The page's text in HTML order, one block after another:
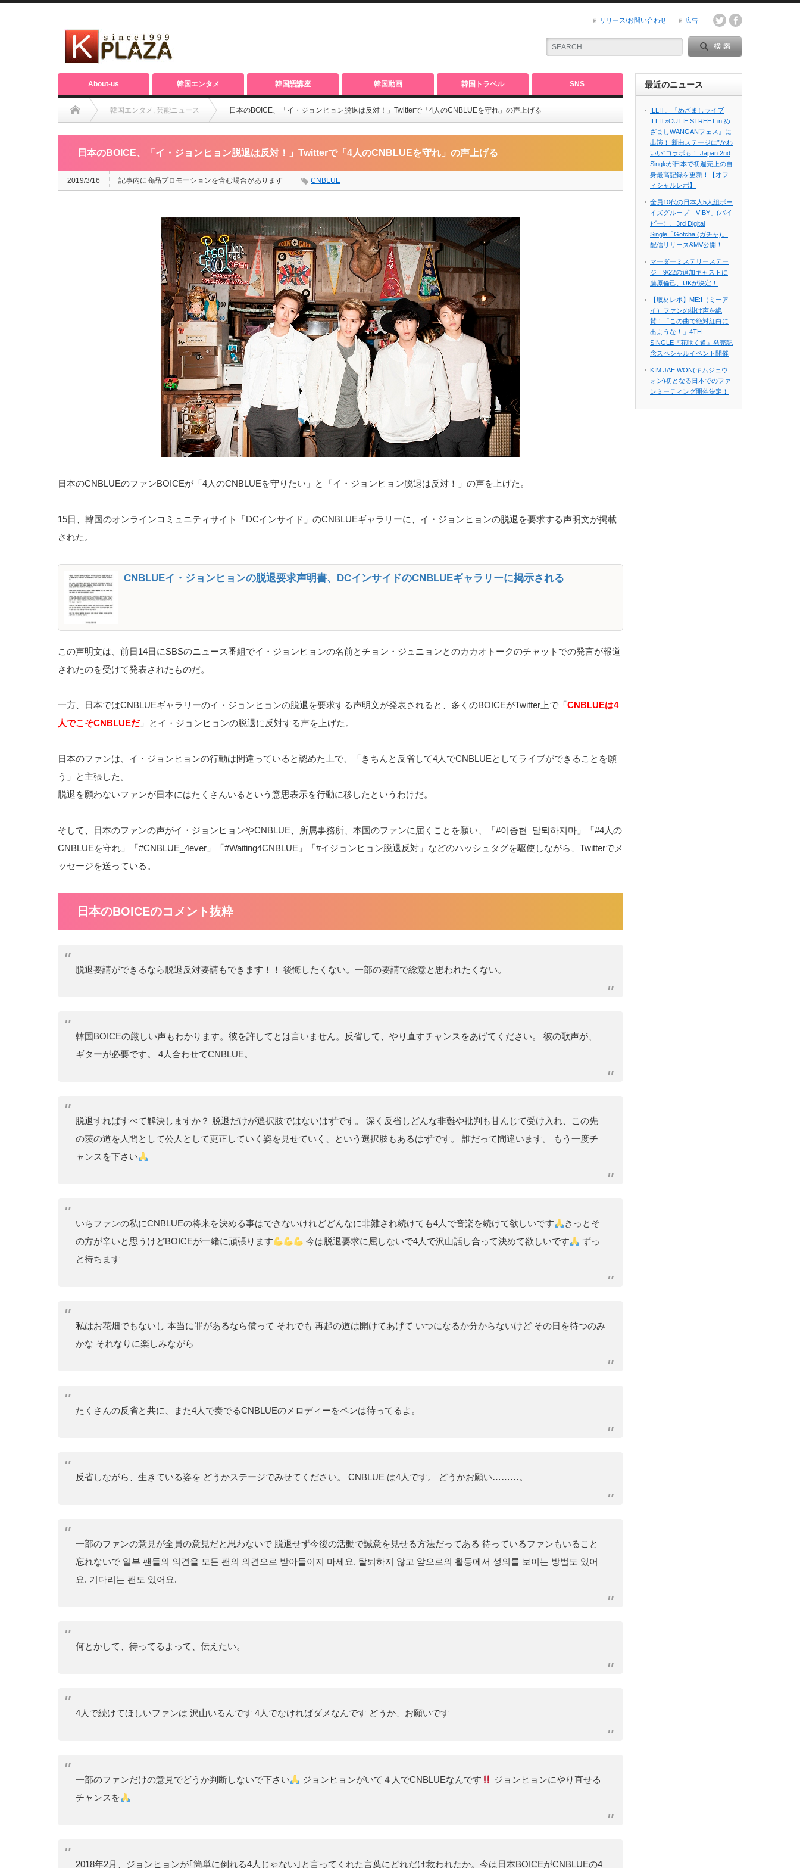
リリース/お問い合わせ 広告
About-us 韓国エンタメ 韓国語講座 韓国動画 韓国トラベル SNS
韓国エンタメ , 芸能ニュース 日本のBOICE、「イ・ジョンヒョン脱退は反対！」Twitterで「4人のCNBLUEを守れ」の声上げる
日本のBOICE、「イ・ジョンヒョン脱退は反対！」Twitterで「4人のCNBLUEを守れ」の声上げる
2019/3/16 記事内に商品プロモーションを含む場合があります CNBLUE
日本のCNBLUEのファンBOICEが「4人のCNBLUEを守りたい」と「イ・ジョンヒョン脱退は反対！」の声を上げた。
15日、韓国のオンラインコミュニティサイト「DCインサイド」のCNBLUEギャラリーに、イ・ジョンヒョンの脱退を要求する声明文が掲載
された。
CNBLUEイ・ジョンヒョンの脱退要求声明書、DCインサイドのCNBLUEギャラリーに掲示される
この声明文は、前日14日にSBSのニュース番組でイ・ジョンヒョンの名前とチョン・ジュニョンとのカカオトークのチャットでの発言が報道
されたのを受けて発表されたものだ。
一方、日本ではCNBLUEギャラリーのイ・ジョンヒョンの脱退を要求する声明文が発表されると、多くのBOICEがTwitter上で「CNBLUEは4
人でこそCNBLUEだ」とイ・ジョンヒョンの脱退に反対する声を上げた。
日本のファンは、イ・ジョンヒョンの行動は間違っていると認めた上で、「きちんと反省して4人でCNBLUEとしてライブができることを願
う」と主張した。
脱退を願わないファンが日本にはたくさんいるという意思表示を行動に移したというわけだ。
そして、日本のファンの声がイ・ジョンヒョンやCNBLUE、所属事務所、本国のファンに届くことを願い、「#이종현_탈퇴하지마」「#4人の
CNBLUEを守れ」「#CNBLUE_4ever」「#Waiting4CNBLUE」「#イジョンヒョン脱退反対」などのハッシュタグを駆使しながら、Twitterでメ
ッセージを送っている。
日本のBOICEのコメント抜粋
脱退要請ができるなら脱退反対要請もできます！！ 後悔したくない。一部の要請で総意と思われたくない。
韓国BOICEの厳しい声もわかります。彼を許してとは言いません。反省して、やり直すチャンスをあげてください。 彼の歌声が、
ギターが必要です。 4人合わせてCNBLUE。
脱退すればすべて解決しますか？ 脱退だけが選択肢ではないはずです。 深く反省しどんな非難や批判も甘んじて受け入れ、この先
の茨の道を人間として公人として更正していく姿を見せていく、という選択肢もあるはずです。 誰だって間違います。 もう一度チ
ャンスを下さい
いちファンの私にCNBLUEの将来を決める事はできないけれどどんなに非難され続けても4人で音楽を続けて欲しいです
きっとそ
の方が辛いと思うけどBOICEが一緒に頑張ります
今は脱退要求に屈しないで4人で沢山話し合って決めて欲しいです
ずっ
と待ちます
私はお花畑でもないし 本当に罪があるなら償って それでも 再起の道は開けてあげて いつになるか分からないけど その日を待つのみ
かな それなりに楽しみながら
たくさんの反省と共に、また4人で奏でるCNBLUEのメロディーをペンは待ってるよ。
反省しながら、生きている姿を どうかステージでみせてください。 CNBLUE は4人です。 どうかお願い………。
一部のファンの意見が全員の意見だと思わないで 脱退せず今後の活動で誠意を見せる方法だってある 待っているファンもいること
忘れないで 일부 팬들의 의견을 모든 팬의 의견으로 받아들이지 마세요. 탈퇴하지 않고 앞으로의 활동에서 성의를 보이는 방법도 있어
요. 기다리는 팬도 있어요.
何とかして、待ってるよって、伝えたい。
4人で続けてほしいファンは 沢山いるんです 4人でなければダメなんです どうか、お願いです
一部のファンだけの意見でどうか判断しないで下さい ジョンヒョンがいて４人でCNBLUEなんです
ジョンヒョンにやり直せる
チャンスを
2018年2月、ジョンヒョンが｢簡単に倒れる4人じゃない｣と言ってくれた言葉にどれだけ救われたか。今は日本BOICEがCNBLUEの4
最近のニュース
ILLIT、『めざましライブ
ILLIT×CUTIE STREET in め
ざましWANGANフェス』に
出演！ 新曲ステージに”かわ
いい”コラボも！ Japan 2nd
Singleが日本で初週売上の自
身最高記録を更新！【オフ
ィシャルレポ】
全員10代の日本人5人組ボー
イズグループ「VIBY」(バイ
ビー）、3rd Digital
Single「Gotcha (ガチャ)」
配信リリース&MV公開！
マーダーミステリーステー
ジ 9/22の追加キャストに
藤原倫己、UKが決定！
【取材レポ】ME:I（ミーア
イ）ファンの掛け声を絶
賛！「この曲で絶対紅白に
出ような！」4TH
SINGLE『花咲く道』発売記
念スペシャルイベント開催
KIM JAE WON(キムジェウ
ォン)初となる日本でのファ
ンミーティング開催決定！